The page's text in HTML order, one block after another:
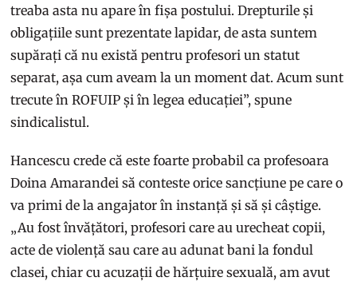
treaba asta nu apare în fișa postului. Drepturile și
obligațiile sunt prezentate lapidar, de asta suntem
supărați că nu există pentru profesori un statut
separat, așa cum aveam la un moment dat. Acum sunt
trecute în ROFUIP și în legea educației”, spune
sindicalistul.
Hancescu crede că este foarte probabil ca profesoara
Doina Amarandei să conteste orice sancțiune pe care o
va primi de la angajator în instanță și să și câștige.
„Au fost învățători, profesori care au urecheat copii,
acte de violență sau care au adunat bani la fondul
clasei, chiar cu acuzații de hărțuire sexuală, am avut